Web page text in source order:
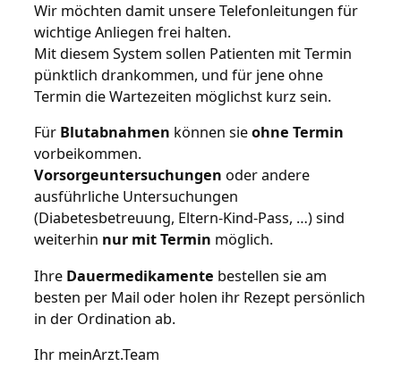
Wir möchten damit unsere Telefonleitungen für
wichtige Anliegen frei halten.
Mit diesem System sollen Patienten mit Termin
pünktlich drankommen, und für jene ohne
Termin die Wartezeiten möglichst kurz sein.
Für Blutabnahmen können sieohne Termin
vorbeikommen.
Vorsorgeuntersuchungen oder andere
ausführliche Untersuchungen
(Diabetesbetreuung, Eltern-Kind-Pass, …) sind
weiterhin nur mit Termin möglich.
Ihre Dauermedikamente bestellen sie am
besten per Mail oder holen ihr Rezept persönlich
in der Ordination ab.
Ihr meinArzt.Team